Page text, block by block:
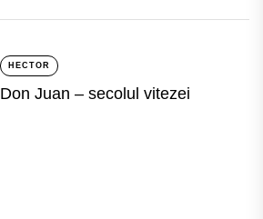
HECTOR
Don Juan – secolul vitezei